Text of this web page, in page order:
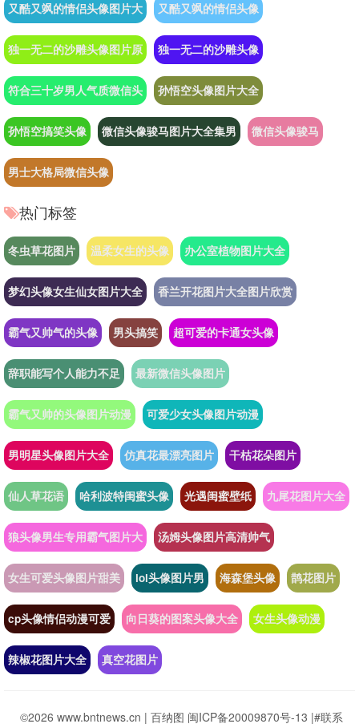
又酷又飒的情侣头像图片大 又酷又飒的情侣头像
独一无二的沙雕头像图片原 独一无二的沙雕头像
符合三十岁男人气质微信头 孙悟空头像图片大全
孙悟空搞笑头像 微信头像骏马图片大全集男 微信头像骏马
男士大格局微信头像
热门标签
冬虫草花图片 温柔女生的头像 办公室植物图片大全
梦幻头像女生仙女图片大全 香兰开花图片大全图片欣赏
霸气又帅气的头像 男头搞笑 超可爱的卡通女头像
辞职能写个人能力不足 最新微信头像图片
霸气又帅的头像图片动漫 可爱少女头像图片动漫
男明星头像图片大全 仿真花最漂亮图片 干枯花朵图片
仙人草花语 哈利波特闺蜜头像 光遇闺蜜壁纸 九尾花图片大全
狼头像男生专用霸气图片大 汤姆头像图片高清帅气
女生可爱头像图片甜美 lol头像图片男 海森堡头像 鹊花图片
cp头像情侣动漫可爱 向日葵的图案头像大全 女生头像动漫
辣椒花图片大全 真空花图片
©2026 www.bntnews.cn | 百纳图 闽ICP备20009870号-13 |#联系